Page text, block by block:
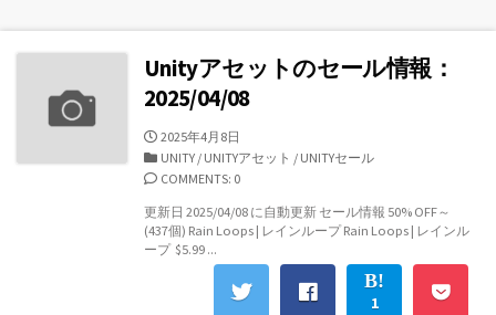
Unityアセットのセール情報：
2025/04/08
公
開
日
2025年4月8日
カ
テ
リ
ー
UNITY / UNITYアセット / UNITYセール
COMMENTS: 0
更新日 2025/04/08 に自動更新 セール情報 50% OFF～
(437個) Rain Loops | レインループ Rain Loops | レインル
ープ $5.99 ...
1